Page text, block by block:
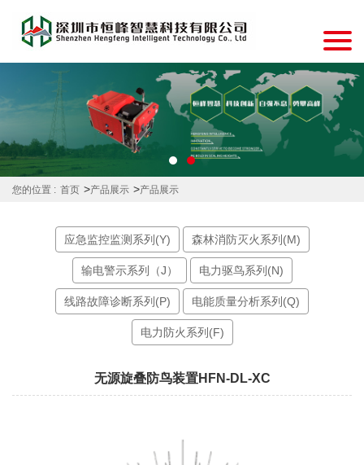
您的位置 : 首页 >产品展示 >产品展示
应急监控监测系列(Y) 森林消防灭火系列(M)
输电警示系列（J） 电力驱鸟系列(N)
线路故障诊断系列(P) 电能质量分析系列(Q)
电力防火系列(F)
无源旋叠防鸟装置HFN-DL-XC